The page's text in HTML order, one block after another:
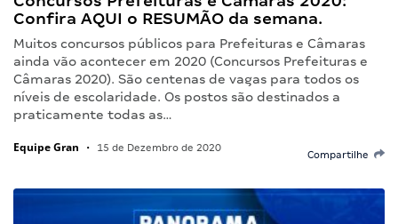
Confira AQUI o RESUMÃO da semana.
Muitos concursos públicos para Prefeituras e Câmaras
ainda vão acontecer em 2020 (Concursos Prefeituras e
Câmaras 2020). São centenas de vagas para todos os
níveis de escolaridade. Os postos são destinados a
praticamente todas as…
Equipe Gran • 15 de Dezembro de 2020
Compartilhe